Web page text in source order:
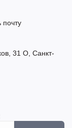
почту
31 О, Санкт-